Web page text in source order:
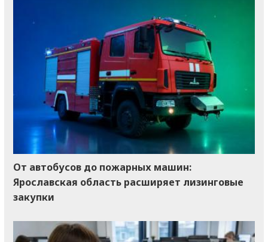
От автобусов до пожарных машин:
Ярославская область расширяет лизинговые
закупки